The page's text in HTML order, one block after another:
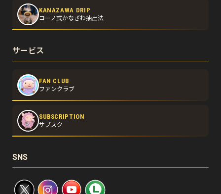
KANAZAWA DRIP
コーノ式かなざわ抽出法
サービス
FAN CLUB
ファンクラブ
SUBSCRIPTION
サブスク
SNS